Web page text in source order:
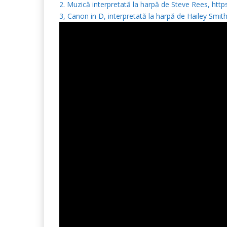
2. Muzică interpretată la harpă de Steve Rees,
3, Canon in D, interpretată la harpă de Hailey